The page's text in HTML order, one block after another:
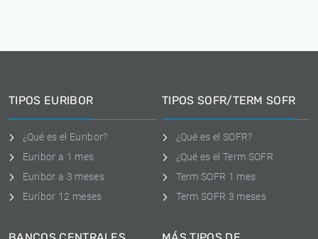
TIPOS EURIBOR
¿Qué es el Euribor?
Euribor a 1 mes
Euribor a 3 meses
Euríbor 12 meses
TIPOS SOFR/TERM SOFR
¿Qué es el SOFR?
¿Qué es el Term SOFR
Term SOFR 1 mes
Term SOFR 3 meses